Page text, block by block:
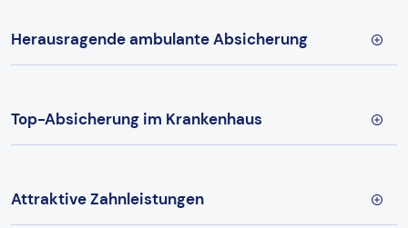
Herausragende ambulante Absicherung
Top-Absicherung im Krankenhaus
Attraktive Zahnleistungen